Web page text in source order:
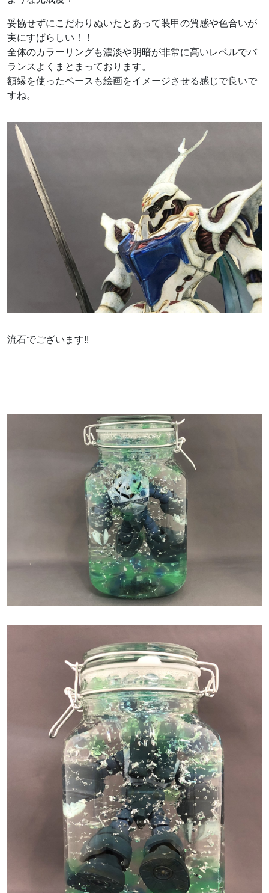
妥協せずにこだわりぬいたとあって装甲の質感や色合いが
実にすばらしい！！
全体のカラーリングも濃淡や明暗が非常に高いレベルでバ
ランスよくまとまっております。
額縁を使ったベースも絵画をイメージさせる感じで良いで
すね。
流石でございます!!